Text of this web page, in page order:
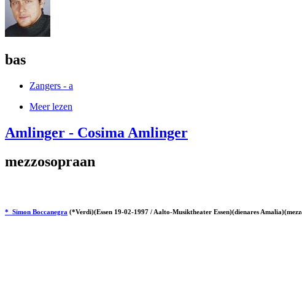
bas
Zangers - a
Meer lezen
Amlinger - Cosima Amlinger
mezzosopraan
* Simon Boccanegra (*Verdi)(Essen 19-02-1997 / Aalto-Musiktheater Essen)(dienares